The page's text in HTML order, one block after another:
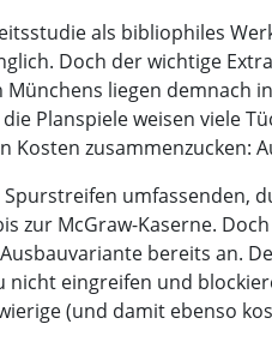
als bibliophiles
Doch der wichtige
liegen demnach
Planspiele weisen viele
zusammenzucken:
umfassenden,
zur McGraw-Kaserne.
bereits an.
eingreifen und
(und damit ebenso